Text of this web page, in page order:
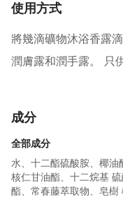
使用方式
將幾滴礦物沐浴香露
潤膚露和潤手露。 只
成分
全部成分
水、十二酯硫酸胺、椰
核仁甘油酯、十二烷基
酯、常春藤萃取物、皂